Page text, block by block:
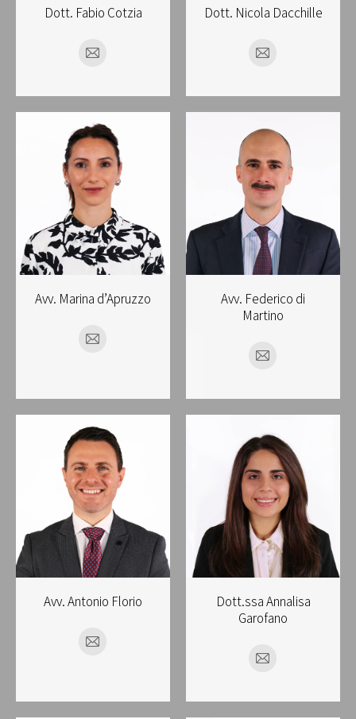
Dott. Fabio Cotzia
E-
Dott. Nicola Dacchille
E-
Avv. Marina d’Apruzzo
E-
Avv. Federico di
Martino
E-
Avv. Antonio Florio
E-
Dott.ssa Annalisa
Garofano
E-